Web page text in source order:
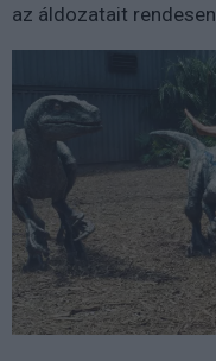
az áldozatait rendesen.